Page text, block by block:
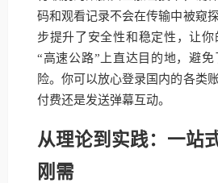
码和观看记录不会在传输中被窥
步提升了安全性和稳定性，让
“高速公路”上直达目的地，避
险。你可以放心登录国内的各类
付费还是发送弹幕互动。
从理论到实践：一站
刚需